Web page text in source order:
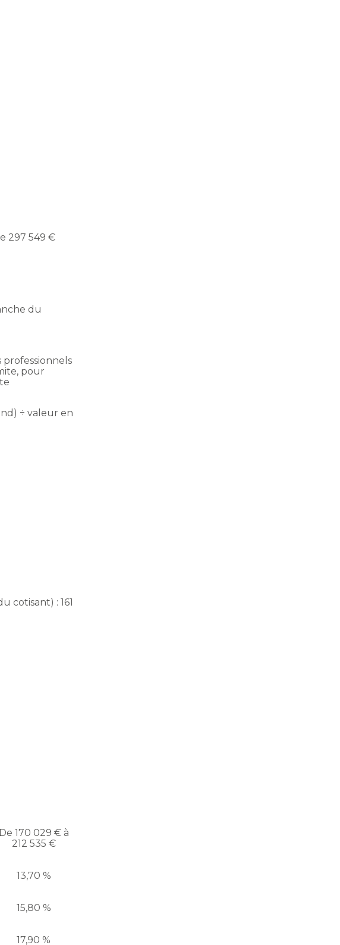
297 549 €
du
pour
÷ valeur en
cotisant) : 161
De 170 029 € à
212 535 €
13,70 %
15,80 %
17,90 %